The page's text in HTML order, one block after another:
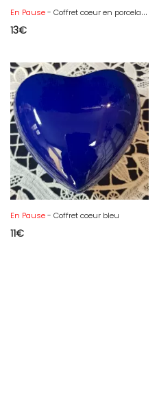
En Pause- Coffret coeur en porcelaine
13€
En Pause- Coffret coeur bleu
11€